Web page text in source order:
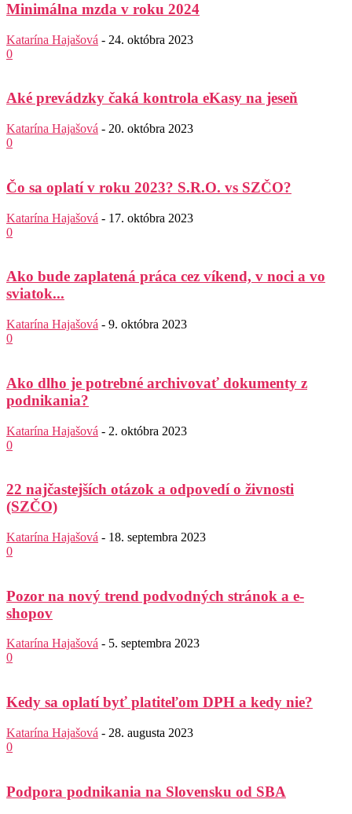
Minimálna mzda v roku 2024
Katarína Hajašová - 24. októbra 2023
0
Aké prevádzky čaká kontrola eKasy na jeseň
Katarína Hajašová - 20. októbra 2023
0
Čo sa oplatí v roku 2023? S.R.O. vs SZČO?
Katarína Hajašová - 17. októbra 2023
0
Ako bude zaplatená práca cez víkend, v noci a vo
sviatok...
Katarína Hajašová - 9. októbra 2023
0
Ako dlho je potrebné archivovať dokumenty z
podnikania?
Katarína Hajašová - 2. októbra 2023
0
22 najčastejších otázok a odpovedí o živnosti
(SZČO)
Katarína Hajašová - 18. septembra 2023
0
Pozor na nový trend podvodných stránok a e-
shopov
Katarína Hajašová - 5. septembra 2023
0
Kedy sa oplatí byť platiteľom DPH a kedy nie?
Katarína Hajašová - 28. augusta 2023
0
Podpora podnikania na Slovensku od SBA